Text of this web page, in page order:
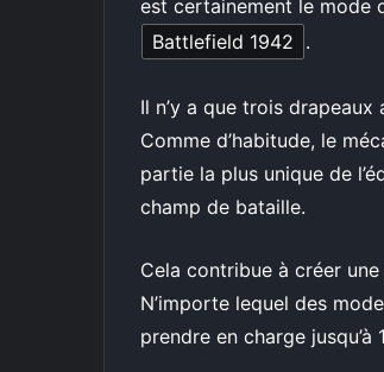
est certainement le mode
Battlefield 1942 .
Il n’y a que trois
Comme d’habitude, le
partie la plus unique de
champ de bataille.
Cela contribue à créer
N’importe lequel des
prendre en charge jusqu’à